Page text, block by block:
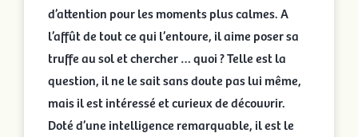
d’attention pour les moments plus calmes. A
l’affût de tout ce qui l’entoure, il aime poser sa
truffe au sol et chercher … quoi ? Telle est la
question, il ne le sait sans doute pas lui même,
mais il est intéressé et curieux de découvrir.
Doté d’une intelligence remarquable, il est le